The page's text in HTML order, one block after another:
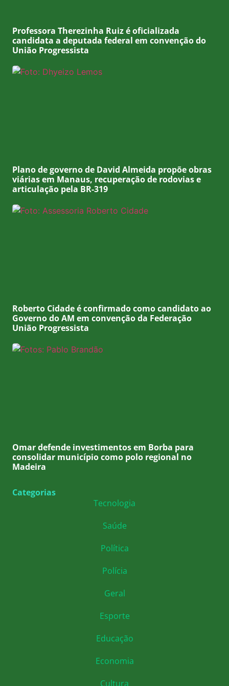
Professora Therezinha Ruiz é oficializada
candidata a deputada federal em convenção do
União Progressista
Plano de governo de David Almeida propõe obras
viárias em Manaus, recuperação de rodovias e
articulação pela BR-319
Roberto Cidade é confirmado como candidato ao
Governo do AM em convenção da Federação
União Progressista
Omar defende investimentos em Borba para
consolidar município como polo regional no
Madeira
Categorias
Tecnologia
Saúde
Política
Polícia
Geral
Esporte
Educação
Economia
Cultura